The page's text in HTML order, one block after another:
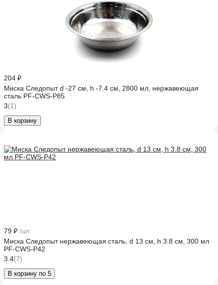
204 ₽
Миска Следопыт d -27 см, h -7.4 см, 2800 мл, нержавеющая
сталь PF-CWS-P85
3(1)
В корзину
79 ₽ /шт
Миска Следопыт нержавеющая сталь, d 13 см, h 3.8 см, 300 мл
PF-CWS-P42
3.4(7)
В корзину по 5